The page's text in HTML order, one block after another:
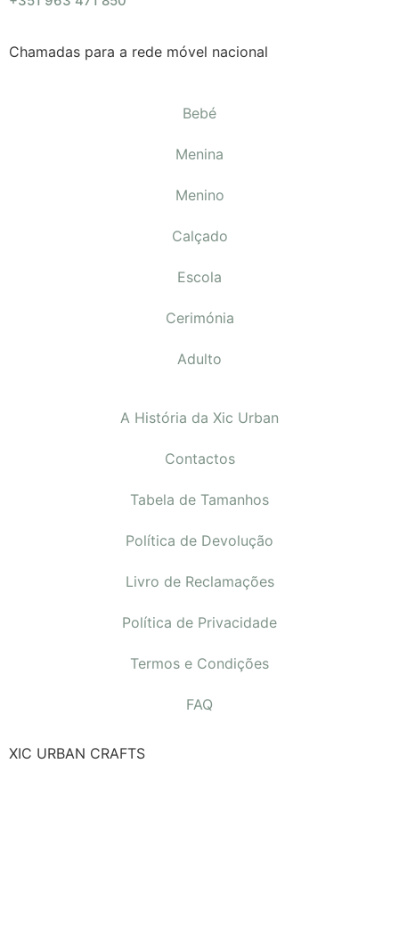
Chamadas para a rede móvel nacional
Bebé
Menina
Menino
Calçado
Escola
Cerimónia
Adulto
A História da Xic Urban
Contactos
Tabela de Tamanhos
Política de Devolução
Livro de Reclamações
Política de Privacidade
Termos e Condições
FAQ
XIC URBAN CRAFTS